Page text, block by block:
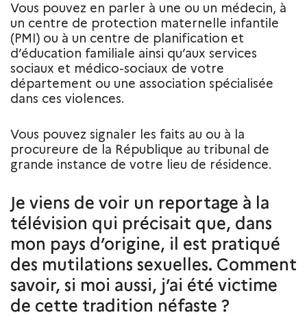
Vous pouvez en parler à une ou un médecin, à
un centre de protection maternelle infantile
(PMI) ou à un centre de planification et
d’éducation familiale ainsi qu’aux services
sociaux et médico-sociaux de votre
département ou une association spécialisée
dans ces violences.
Vous pouvez signaler les faits au ou à la
procureure de la République au tribunal de
grande instance de votre lieu de résidence.
Je viens de voir un reportage à la
télévision qui précisait que, dans
mon pays d’origine, il est pratiqué
des mutilations sexuelles. Comment
savoir, si moi aussi, j’ai été victime
de cette tradition néfaste ?